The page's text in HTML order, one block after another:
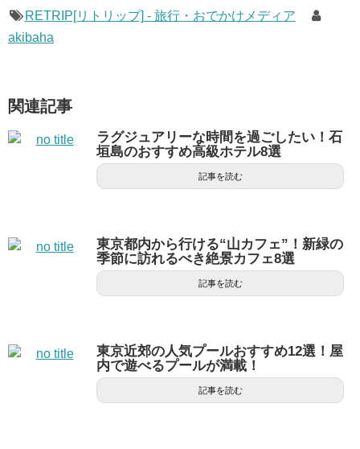
RETRIP[リトリップ] - 旅行・おでかけメディア
akibaha
関連記事
ラグジュアリーな時間を過ごしたい！石
垣島のおすすめ高級ホテル8選
記事を読む
東京都内から行ける“山カフェ”！新緑の
季節に訪れるべき絶景カフェ8選
記事を読む
東京近郊の人気プールおすすめ12選！屋
内で遊べるプールが満載！
記事を読む